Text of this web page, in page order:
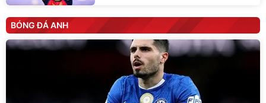
BÓNG ĐÁ ANH